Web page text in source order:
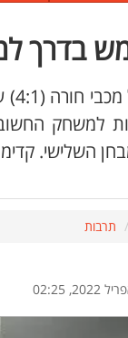
בדרך
למשחק
השלישי.
תרבות